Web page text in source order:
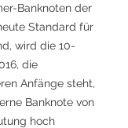
Banknoten der
Standard für
wird die 10-
die
Anfänge steht,
Banknote von
hoch